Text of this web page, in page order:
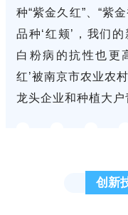
种“紫金久红”、“紫
品种‘红颊’，我们
白粉病的抗性也更
红’被南京市农业农
龙头企业和种植大户
创新